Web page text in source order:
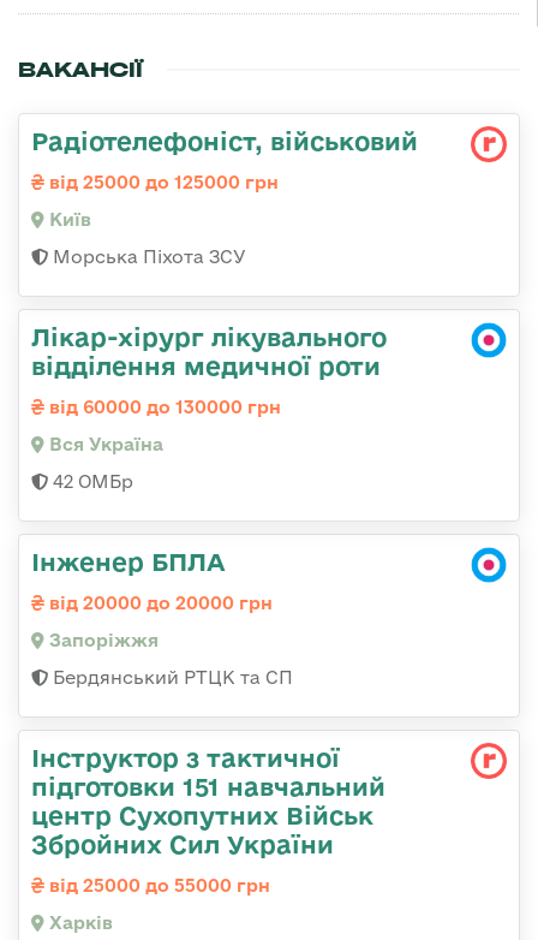
ВАКАНСІЇ
Радіотелефоніст, військовий
від 25000 до 125000 грн
Київ
Морська Піхота ЗСУ
Лікар-хірург лікувального
відділення медичної роти
від 60000 до 130000 грн
Вся Україна
42 ОМБр
Інженер БПЛА
від 20000 до 20000 грн
Запоріжжя
Бердянський РТЦК та СП
Інструктор з тактичної
підготовки 151 навчальний
центр Сухопутних Військ
Збройних Сил України
від 25000 до 55000 грн
Харків